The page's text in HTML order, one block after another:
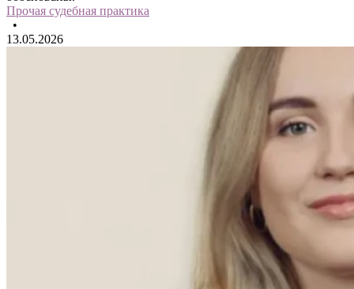
Прочая судебная практика
•
13.05.2026